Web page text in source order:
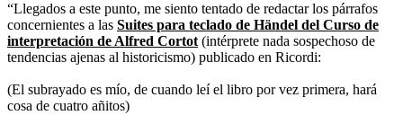
“Llegados a este punto, me siento tentado de redactar los párrafos
concernientes a las Suites para teclado de Händel del Curso de
interpretación de Alfred Cortot (intérprete nada sospechoso de
tendencias ajenas al historicismo) publicado en Ricordi:
(El subrayado es mío, de cuando leí el libro por vez primera, hará
cosa de cuatro añitos)